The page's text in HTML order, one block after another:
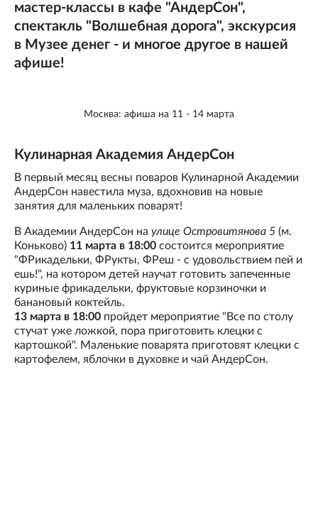
мастер-классы в кафе "АндерСон",
спектакль "Волшебная дорога", экскурсия
в Музее денег - и многое другое в нашей
афише!
Москва: афиша на 11 - 14 марта
Кулинарная Академия АндерСон
В первый месяц весны поваров Кулинарной Академии
АндерСон навестила муза, вдохновив на новые
занятия для маленьких поварят!
В Академии АндерСон на улице Островитянова 5 (м.
Коньково) 11 марта в 18:00 состоится мероприятие
"ФРикадельки, ФРукты, ФРеш - с удовольствием пей и
ешь!", на котором детей научат готовить запеченные
куриные фрикадельки, фруктовые корзиночки и
банановый коктейль.
13 марта в 18:00 пройдет мероприятие "Все по столу
стучат уже ложкой, пора приготовить клецки с
картошкой". Маленькие поварята приготовят клецки с
картофелем, яблочки в духовке и чай АндерСон.